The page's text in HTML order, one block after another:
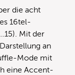
die acht
16tel-
Mit der
an
Mode mit
eine Accent-